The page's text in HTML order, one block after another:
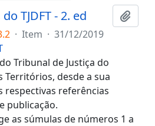
TJDFT - 2. ed
· Item · 31/12/2019
Tribunal de Justiça do
Territórios, desde a sua
respectivas referências
publicação.
as súmulas de números 1 a